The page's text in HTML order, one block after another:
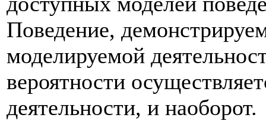
Поведение,
моделируемой
вероятности
деятельности, и наоборот.